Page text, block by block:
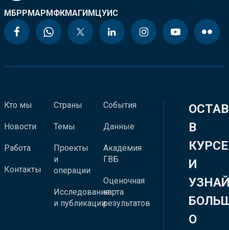
МБРРМАРМФКМАГИМЦУИС
Кто мы
Новости
Работа
Контакты
Страны
Темы
Проекты
и
операции
Исследования
и публикации
События
Данные
Академия
ГВБ
Оценочная
карта
результатов
В
КУРСЕ
И
О